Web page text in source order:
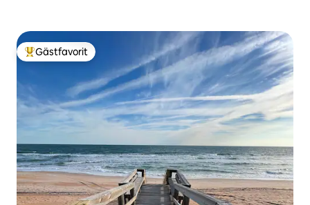
Populär gästfavorit
Gästfavorit